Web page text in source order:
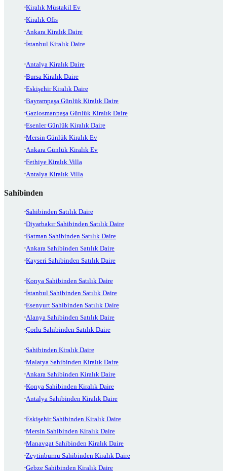
Kiralık Müstakil Ev
Kiralık Ofis
Ankara Kiralık Daire
İstanbul Kiralık Daire
Antalya Kiralık Daire
Bursa Kiralık Daire
Eskişehir Kiralık Daire
Bayrampaşa Günlük Kiralık Daire
Gaziosmanpaşa Günlük Kiralık Daire
Esenler Günlük Kiralık Daire
Mersin Günlük Kiralık Ev
Ankara Günlük Kiralık Ev
Fethiye Kiralık Villa
Antalya Kiralık Villa
Sahibinden
Sahibinden Satılık Daire
Diyarbakır Sahibinden Satılık Daire
Batman Sahibinden Satılık Daire
Ankara Sahibinden Satılık Daire
Kayseri Sahibinden Satılık Daire
Konya Sahibinden Satılık Daire
İstanbul Sahibinden Satılık Daire
Esenyurt Sahibinden Satılık Daire
Alanya Sahibinden Satılık Daire
Çorlu Sahibinden Satılık Daire
Sahibinden Kiralık Daire
Malatya Sahibinden Kiralık Daire
Ankara Sahibinden Kiralık Daire
Konya Sahibinden Kiralık Daire
Antalya Sahibinden Kiralık Daire
Eskişehir Sahibinden Kiralık Daire
Mersin Sahibinden Kiralık Daire
Manavgat Sahibinden Kiralık Daire
Zeytinburnu Sahibinden Kiralık Daire
Gebze Sahibinden Kiralık Daire